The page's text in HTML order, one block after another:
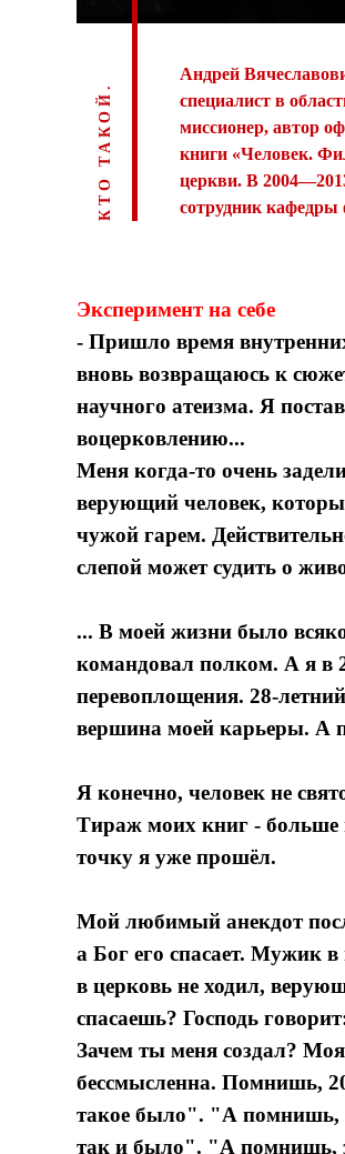
КТО ТАКОЙ.
Андрей
специалист в
миссионер, автор
книги «Человек.
церкви. В
сотрудник кафедры
Эксперимент на себе
- Пришло время
вновь возвращаюсь к
научного атеизма. Я
воцерковлению...
Меня когда-то очень
верующий человек,
чужой гарем.
слепой может судить о
... В моей жизни было
командовал полком. А я в
перевоплощения. 28-
вершина моей карьеры. А
Я конечно, человек не
Тираж моих книг - больше
точку я уже прошёл.
Мой любимый анекдот
а Бог его спасает. Мужик
в церковь не ходил,
спасаешь? Господь
Зачем ты меня создал?
бессмысленна. Помнишь,
такое было". "А помнишь,
так и было". "А помнишь,